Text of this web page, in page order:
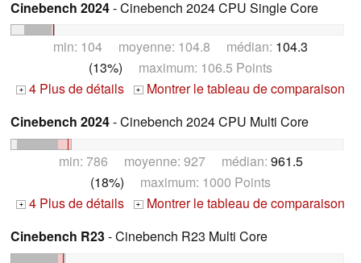
Cinebench 2024- Cinebench 2024 CPU Single Core
min: 104 moyenne: 104.8 médian: 104.3
(13%) maximum: 106.5 Points
+ 4 Plus de détails + Montrer le tableau de comparaison
Cinebench 2024- Cinebench 2024 CPU Multi Core
min: 786 moyenne: 927 médian: 961.5
(18%) maximum: 1000 Points
+ 4 Plus de détails + Montrer le tableau de comparaison
Cinebench R23- Cinebench R23 Multi Core